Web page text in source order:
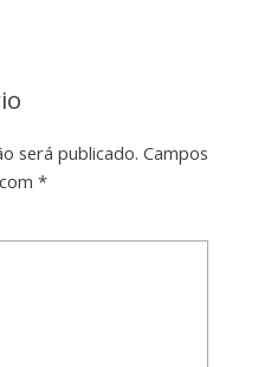
será publicado. Campos
*